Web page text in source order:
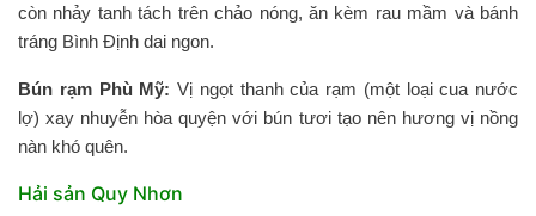
còn nhảy tanh tách trên chảo nóng, ăn kèm rau mầm và bánh
tráng Bình Định dai ngon.
Bún rạm Phù Mỹ: Vị ngọt thanh của rạm (một loại cua nước
lợ) xay nhuyễn hòa quyện với bún tươi tạo nên hương vị nồng
nàn khó quên.
Hải sản Quy Nhơn